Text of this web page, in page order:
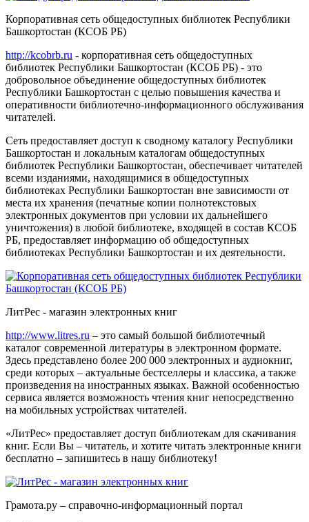
Корпоративная сеть общедоступных библиотек Республики
Башкортостан (КСОБ РБ)
http://kcobrb.ru - корпоративная сеть общедоступных
библиотек Республики Башкортостан (КСОБ РБ) - это
добровольное объединение общедоступных библиотек
Республики Башкортостан с целью повышения качества и
оперативности библиотечно-информационного обслуживания
читателей.
Сеть предоставляет доступ к сводному каталогу Республики
Башкортостан и локальным каталогам общедоступных
библиотек Республики Башкортостан, обеспечивает читателей
всеми изданиями, находящимися в общедоступных
библиотеках Республики Башкортостан вне зависимости от
места их хранения (печатные копии полнотекстовых
электронных документов при условии их дальнейшего
уничтожения) в любой библиотеке, входящей в состав КСОБ
РБ, предоставляет информацию об общедоступных
библиотеках Республики Башкортостан и их деятельности.
ЛитРес - магазин электронных книг
http://www.litres.ru – это самый большой библиотечный
каталог современной литературы в электронном формате.
Здесь представлено более 200 000 электронных и аудиокниг,
среди которых – актуальные бестселлеры и классика, а также
произведения на иностранных языках. Важной особенностью
сервиса является возможность чтения книг непосредственно
на мобильных устройствах читателей.
«ЛитРес» предоставляет доступ библиотекам для скачивания
книг. Если Вы – читатель, и хотите читать электронные книги
бесплатно – запишитесь в нашу библиотеку!
Грамота.ру – справочно-информационный портал